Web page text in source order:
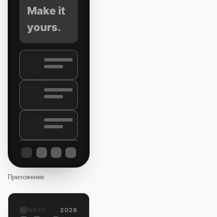
Make it
yours.
Приложение
WARP 2026